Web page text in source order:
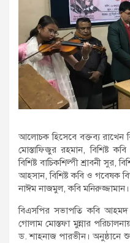
আলোচক হিসেবে বক্তব্য রাখেন
মোস্তাফিজুর রহমান, বিশিষ্ট
বিশিষ্ট বাচিকশিল্পী শ্রাবনী সুর,
আহসান, বিশিষ্ট কবি ও গবেষক
নাঈম নাজমুল, কবি মনিরুজ্জামান।
বিএসপির সভাপতি কবি আহমদ
গোলাম মোস্তফা মুন্নার
ড. শাহনাজ পারভীন। অনুষ্ঠানে